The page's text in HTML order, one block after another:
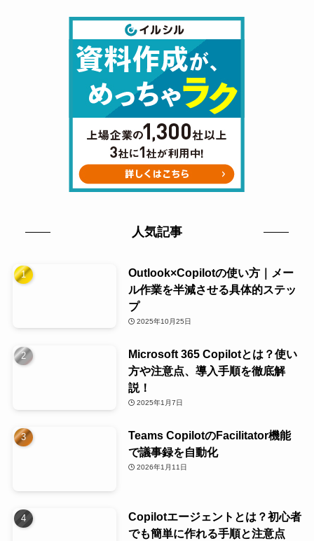
人気記事
Outlook×Copilotの使い方｜メー
ル作業を半減させる具体的ステッ
プ
2025年10月25日
Microsoft 365 Copilotとは？使い
方や注意点、導入手順を徹底解
説！
2025年1月7日
Teams CopilotのFacilitator機能
で議事録を自動化
2026年1月11日
Copilotエージェントとは？初心者
でも簡単に作れる手順と注意点